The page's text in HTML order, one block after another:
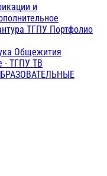
и
ТГПУ Портфолио
Общежития
- ТГПУ ТВ